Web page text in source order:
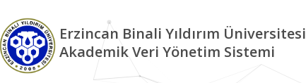
Erzincan Binali Yıldırım Üniversitesi
Akademik Veri Yönetim Sistemi